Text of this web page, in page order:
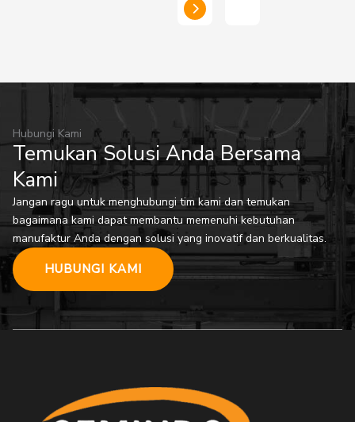
Hubungi Kami
Temukan Solusi Anda Bersama
Kami
Jangan ragu untuk menghubungi tim kami dan temukan
bagaimana kami dapat membantu memenuhi kebutuhan
manufaktur Anda dengan solusi yang inovatif dan berkualitas.
HUBUNGI KAMI